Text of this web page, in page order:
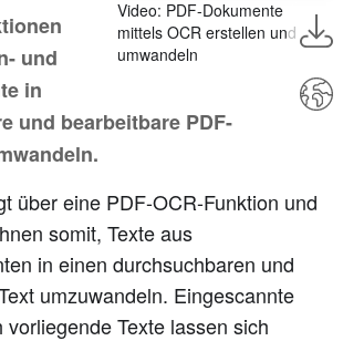
Video: PDF-Dokumente
mittels OCR erstellen und
umwandeln
und
in
und bearbeitbare PDF-
über eine PDF-OCR-Funktion und
somit, Texte aus
in einen durchsuchbaren und
umzuwandeln. Eingescannte
vorliegende Texte lassen sich